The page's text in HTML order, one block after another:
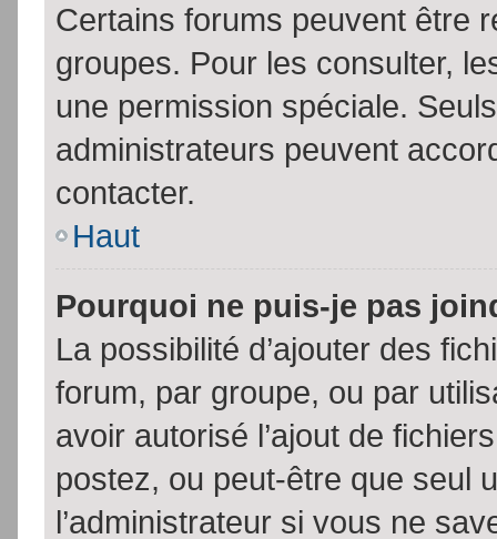
Certains forums peuvent être
groupes. Pour les consulter,
une permission spéciale.
administrateurs peuvent
contacter.
Haut
Pourquoi ne puis-je pas
La possibilité d’ajouter des
forum, par groupe, ou par
avoir autorisé l’ajout de
postez, ou peut-être que seul
l’administrateur si vous ne